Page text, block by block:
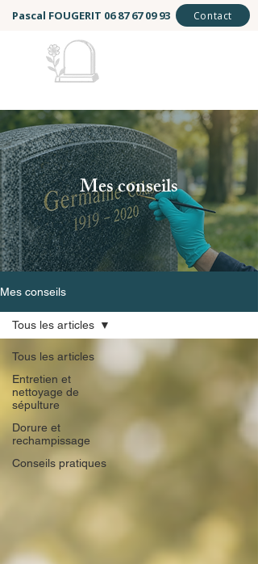
Pascal FOUGERIT 06 87 67 09 93 Contact
Mes conseils
Mes conseils
Tous les articles
Entretien et
nettoyage de
sépulture
Dorure et
rechampissage
Conseils pratiques
Tous les articles